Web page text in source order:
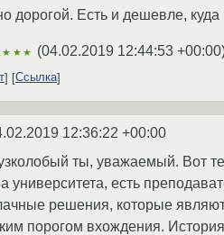
дорогой. Есть и дешевле,
(04.02.2019 12:44:53 +00:00
Ссылка
12:36:22 +00:00
ты, уважаемый. Вот
университета, есть
решения, которые
порогом вхождения.